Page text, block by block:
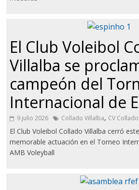
El Club Voleibol
Villalba se
campeón del
Internacional de
9 julio 2026 Collado Villalba, CV
El Club Voleibol Collado Villalba cerró
memorable actuación en el Torneo
AMB Voleyball